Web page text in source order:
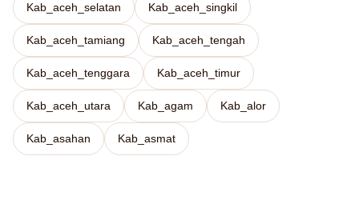
Kab_aceh_selatan Kab_aceh_singkil
Kab_aceh_tamiang Kab_aceh_tengah
Kab_aceh_tenggara Kab_aceh_timur
Kab_aceh_utara Kab_agam Kab_alor
Kab_asahan Kab_asmat